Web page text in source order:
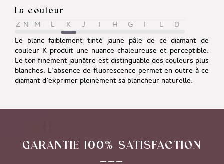
La couleur
Z-N M L K J I H G F E
D
Le blanc faiblement tinté jaune pâle de ce diamant de
couleur K produit une nuance chaleureuse et perceptible.
Le ton finement jaunâtre est distinguable des couleurs plus
blanches. L’absence de fluorescence permet en outre à ce
diamant d’exprimer pleinement sa blancheur naturelle.
GARANTIE 100% SATISFACTION